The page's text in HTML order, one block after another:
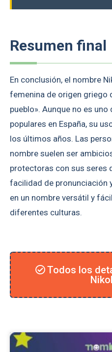
Resumen final
En conclusión, el nombre
femenina de origen griego
pueblo». Aunque no es
populares en España, su
los últimos años. Las
nombre suelen ser
protectoras con sus seres
facilidad de pronunciación
en un nombre versátil y
diferentes culturas.
Todos los